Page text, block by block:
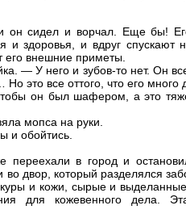
он сидел и ворчал. Еще бы!
и здоровья, и вдруг спускают
внешние приметы.
— У него и зубов-то нет. Он
это все оттого, что его много
он был шафером, а это
мопса на руки.
и обойтись.
в город и
двор, который разделялся
и кожи, сырые и
для кожевенного дела.